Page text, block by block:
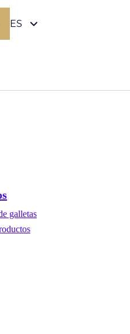
ES
galletas